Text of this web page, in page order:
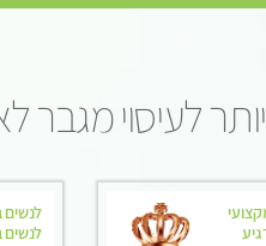
לעיסוי מגבר